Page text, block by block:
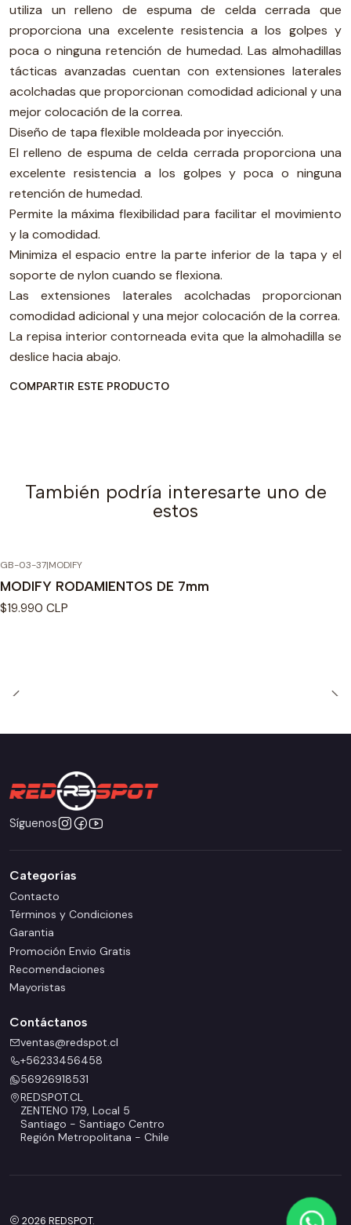
utiliza un relleno de espuma de celda cerrada que
proporciona una excelente resistencia a los golpes y
poca o ninguna retención de humedad. Las almohadillas
tácticas avanzadas cuentan con extensiones laterales
acolchadas que proporcionan comodidad adicional y una
mejor colocación de la correa.
Diseño de tapa flexible moldeada por inyección.
El relleno de espuma de celda cerrada proporciona una
excelente resistencia a los golpes y poca o ninguna
retención de humedad.
Permite la máxima flexibilidad para facilitar el movimiento
y la comodidad.
Minimiza el espacio entre la parte inferior de la tapa y el
soporte de nylon cuando se flexiona.
Las extensiones laterales acolchadas proporcionan
comodidad adicional y una mejor colocación de la correa.
La repisa interior contorneada evita que la almohadilla se
deslice hacia abajo.
COMPARTIR ESTE PRODUCTO
También podría interesarte uno de
estos
GB-03-37|MODIFY
MODIFY RODAMIENTOS DE 7mm
$19.990 CLP
Síguenos
Categorías
Contacto
Términos y Condiciones
Garantia
Promoción Envio Gratis
Recomendaciones
Mayoristas
Contáctanos
ventas@redspot.cl
+56233456458
56926918531
REDSPOT.CL
ZENTENO 179, Local 5
Santiago - Santiago Centro
Región Metropolitana - Chile
2026 REDSPOT.